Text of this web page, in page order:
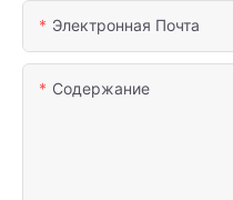
Электронная Почта
Содержание